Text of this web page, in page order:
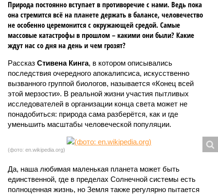
Природа постоянно вступает в противоречие с нами. Ведь пока
она стремится всё на планете держать в балансе, человечество
не особенно церемонится с окружающей средой. Самые
массовые катастрофы в прошлом – какими они были? Какие
ждут нас со дня на день и чем грозят?
Рассказ Стивена Кинга, в котором описывались
последствия очередного апокалипсиса, искусственно
вызванного группой биологов, называется «Конец всей
этой мерзости». В реальной жизни участия пытливых
исследователей в организации конца света может не
понадобиться: природа сама разберётся, как и где
уменьшить масштабы человеческой популяции.
(фото: en.wikipedia.org)
Да, наша любимая маленькая планета может быть
единственной, где в пределах Солнечной системы есть
полноценная жизнь, но Земля также регулярно пытается